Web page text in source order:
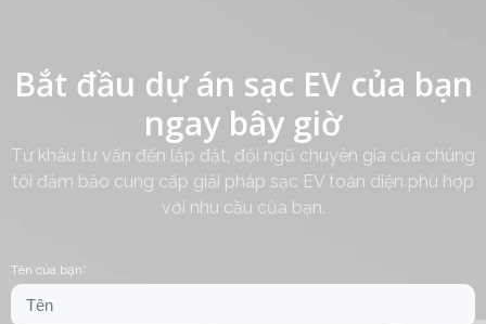
Bắt đầu dự án sạc EV của bạn
ngay bây giờ
Từ khâu tư vấn đến lắp đặt, đội ngũ chuyên gia của chúng
tôi đảm bảo cung cấp giải pháp sạc EV toàn diện phù hợp
với nhu cầu của bạn.
Tên của bạn*